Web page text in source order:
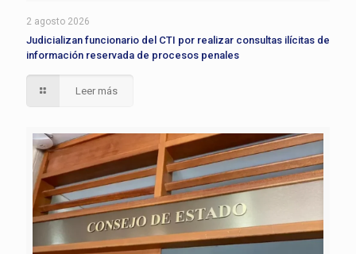
2 agosto 2026
Judicializan funcionario del CTI por realizar consultas ilícitas de
información reservada de procesos penales
Leer más